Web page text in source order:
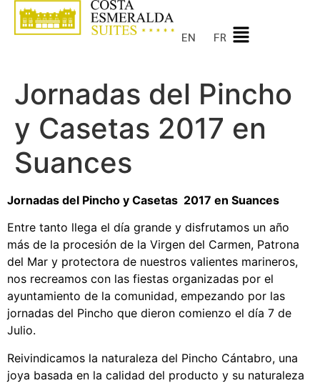
EN FR
Jornadas del Pincho
y Casetas 2017 en
Suances
Jornadas del Pincho y Casetas 2017 en Suances
Entre tanto llega el día grande y disfrutamos un año
más de la procesión de la Virgen del Carmen, Patrona
del Mar y protectora de nuestros valientes marineros,
nos recreamos con las fiestas organizadas por el
ayuntamiento de la comunidad, empezando por las
jornadas del Pincho que dieron comienzo el día 7 de
Julio.
Reivindicamos la naturaleza del Pincho Cántabro, una
joya basada en la calidad del producto y su naturaleza